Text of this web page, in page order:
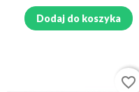
Dodaj do koszyka
favorite_border